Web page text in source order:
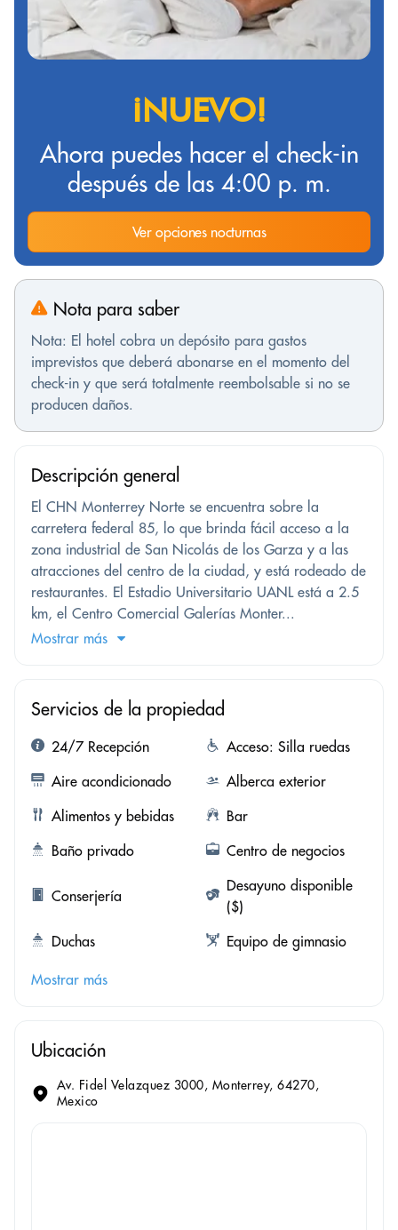
¡NUEVO!
Ahora puedes hacer el check-in
después de las 4:00 p. m.
Ver opciones nocturnas
Nota para saber
Nota: El hotel cobra un depósito para gastos
imprevistos que deberá abonarse en el momento del
check-in y que será totalmente reembolsable si no se
producen daños.
Descripción general
El CHN Monterrey Norte se encuentra sobre la
carretera federal 85, lo que brinda fácil acceso a la
zona industrial de San Nicolás de los Garza y a las
atracciones del centro de la ciudad, y está rodeado de
restaurantes. El Estadio Universitario UANL está a 2.5
km, el Centro Comercial Galerías Monter...
Mostrar más
Servicios de la propiedad
24/7 Recepción
Acceso: Silla ruedas
Aire acondicionado
Alberca exterior
Alimentos y bebidas
Bar
Baño privado
Centro de negocios
Conserjería
Desayuno disponible
($)
Duchas
Equipo de gimnasio
Mostrar más
Ubicación
Av. Fidel Velazquez 3000, Monterrey, 64270,
Mexico